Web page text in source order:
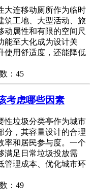
大连移动厕所作为临时
筑工地、大型活动、旅
动属性和有限的空间尺
能至大化成为设计关
使用舒适度，还能降低
：45
考虑哪些因素
性垃圾分类亭作为城市
分，其容量设计的合理
率和居民参与度。一个
满足日常垃圾投放需
管理成本、优化城市环
：49